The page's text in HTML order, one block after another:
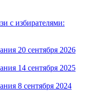
с избирателями:
20 сентября 2026
14 сентября 2025
8 сентября 2024